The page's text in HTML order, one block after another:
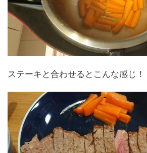
ステーキと合わせるとこんな感じ！